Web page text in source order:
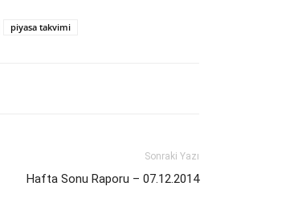
piyasa takvimi
Sonraki Yazı
Hafta Sonu Raporu – 07.12.2014